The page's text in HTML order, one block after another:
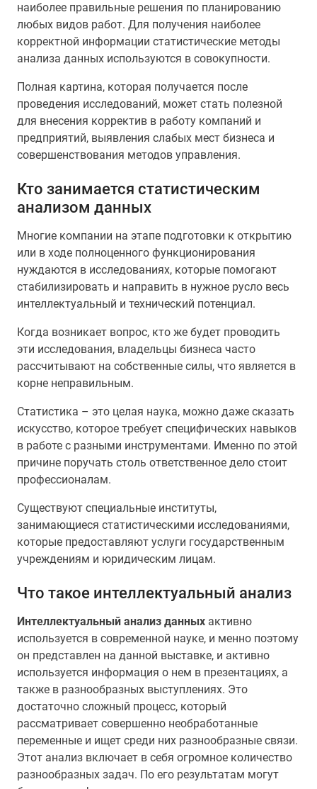
наиболее правильные решения по планированию
любых видов работ. Для получения наиболее
корректной информации статистические методы
анализа данных используются в совокупности.
Полная картина, которая получается после
проведения исследований, может стать полезной
для внесения корректив в работу компаний и
предприятий, выявления слабых мест бизнеса и
совершенствования методов управления.
Кто занимается статистическим
анализом данных
Многие компании на этапе подготовки к открытию
или в ходе полноценного функционирования
нуждаются в исследованиях, которые помогают
стабилизировать и направить в нужное русло весь
интеллектуальный и технический потенциал.
Когда возникает вопрос, кто же будет проводить
эти исследования, владельцы бизнеса часто
рассчитывают на собственные силы, что является в
корне неправильным.
Статистика – это целая наука, можно даже сказать
искусство, которое требует специфических навыков
в работе с разными инструментами. Именно по этой
причине поручать столь ответственное дело стоит
профессионалам.
Существуют специальные институты,
занимающиеся статистическими исследованиями,
которые предоставляют услуги государственным
учреждениям и юридическим лицам.
Что такое интеллектуальный анализ
Интеллектуальный анализ данных активно
используется в современной науке, и менно поэтому
он представлен на данной выставке, и активно
используется информация о нем в презентациях, а
также в разнообразных выступлениях. Это
достаточно сложный процесс, который
рассматривает совершенно необработанные
переменные и ищет среди них разнообразные связи.
Этот анализ включает в себя огромное количество
разнообразных задач. По его результатам могут